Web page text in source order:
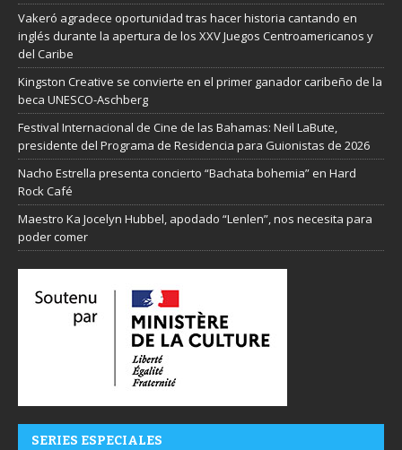
Vakeró agradece oportunidad tras hacer historia cantando en
inglés durante la apertura de los XXV Juegos Centroamericanos y
del Caribe
Kingston Creative se convierte en el primer ganador caribeño de la
beca UNESCO-Aschberg
Festival Internacional de Cine de las Bahamas: Neil LaBute,
presidente del Programa de Residencia para Guionistas de 2026
Nacho Estrella presenta concierto “Bachata bohemia” en Hard
Rock Café
Maestro Ka Jocelyn Hubbel, apodado “Lenlen”, nos necesita para
poder comer
SERIES ESPECIALES